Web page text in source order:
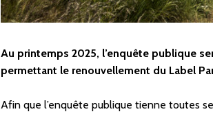
Au printemps 2025, l’enquête publique
permettant le renouvellement du Label
Afin que l’enquête publique tienne toutes